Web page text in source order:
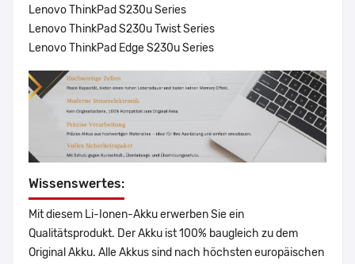
Lenovo ThinkPad S230u Series
Lenovo ThinkPad S230u Twist Series
Lenovo ThinkPad Edge S230u Series
Wissenswertes:
Mit diesem Li-Ionen-Akku erwerben Sie ein
Qualitätsprodukt. Der Akku ist 100% baugleich zu dem
Original Akku. Alle Akkus sind nach höchsten europäischen